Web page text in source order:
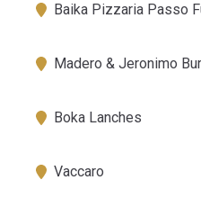
Baika Pizzaria Passo
Madero & Jeronimo
Boka Lanches
Vaccaro